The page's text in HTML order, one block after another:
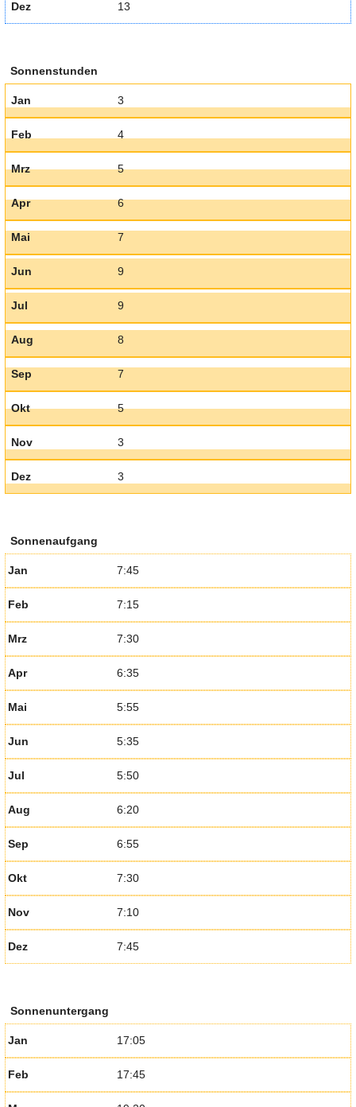
Dez 13
Sonnenstunden
Jan 3
Feb 4
Mrz 5
Apr 6
Mai 7
Jun 9
Jul 9
Aug 8
Sep 7
Okt 5
Nov 3
Dez 3
Sonnenaufgang
Jan 7:45
Feb 7:15
Mrz 7:30
Apr 6:35
Mai 5:55
Jun 5:35
Jul 5:50
Aug 6:20
Sep 6:55
Okt 7:30
Nov 7:10
Dez 7:45
Sonnenuntergang
Jan 17:05
Feb 17:45